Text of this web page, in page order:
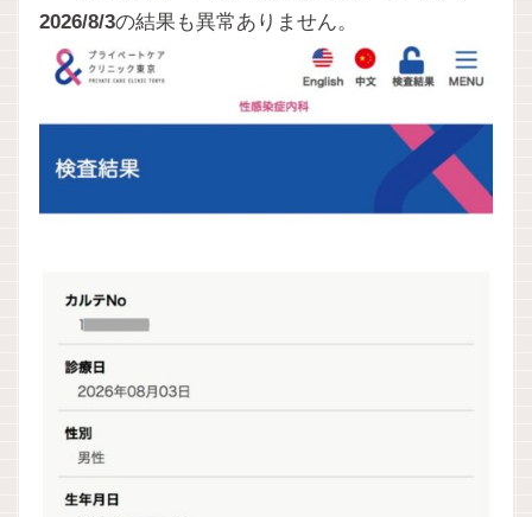
2026/8/3の結果も異常ありません。